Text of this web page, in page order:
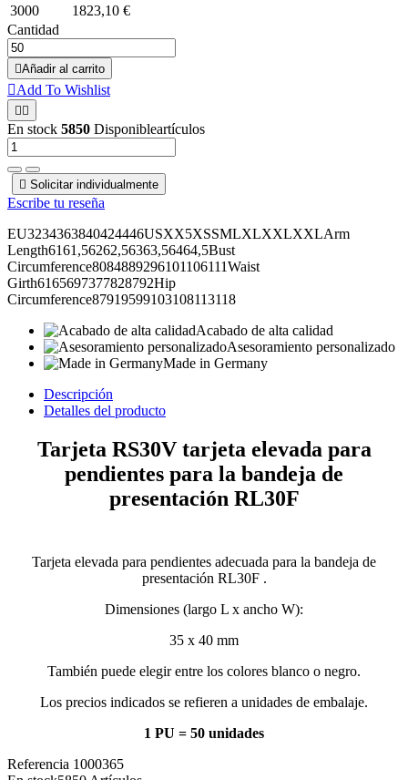
3000
1823,10 €
Cantidad
Añadir al carrito
Add To Wishlist
 
En stock 5850 Disponibleartículos
 Solicitar individualmente
Escribe tu reseña
EU3234363840424446USXX5XSSMLXLXXLXXLArm
Length6161,56262,56363,56464,5Bust
Circumference8084889296101106111Waist
Girth6165697377828792Hip
Circumference87919599103108113118
Acabado de alta calidad
Asesoramiento personalizado
Made in Germany
Descripción
Detalles del producto
Tarjeta RS30V tarjeta elevada para
pendientes para la bandeja de
presentación RL30F
Tarjeta elevada para pendientes adecuada para la bandeja de
presentación RL30F .
Dimensiones (largo L x ancho W):
35 x 40 mm
También puede elegir entre los colores blanco o negro.
Los precios indicados se refieren a unidades de embalaje.
1 PU = 50 unidades
Referencia 1000365